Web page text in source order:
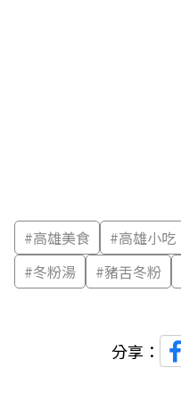
#高雄美食 #高雄小吃
#冬粉湯 #豬舌冬粉
分享：